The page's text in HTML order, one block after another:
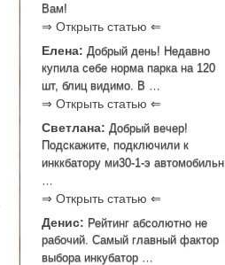
Вам!
⇒ Открыть статью ⇐
Елена: Добрый день! Недавно
купила себе норма парка на 120
шт, блиц видимо. В …
⇒ Открыть статью ⇐
Светлана: Добрый вечер!
Подскажите, подключили к
инккбатору ми30-1-э автомобильн
…
⇒ Открыть статью ⇐
Денис: Рейтинг абсолютно не
рабочий. Самый главный фактор
выбора инкубатор …